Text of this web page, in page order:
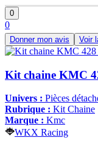
0
0
Donner mon avis Voir
Kit chaine KMC
Univers : Pièces
Rubrique : Kit Chaine
Marque : Kmc
WKX Racing